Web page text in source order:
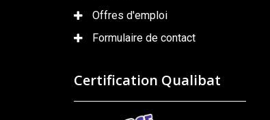
Offres d'emploi
Formulaire de contact
Certification Qualibat